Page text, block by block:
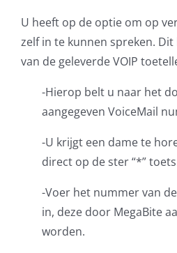
U heeft op de optie om op
zelf in te kunnen spreken.
van de geleverde VOIP
-Hierop belt u naar het
aangegeven VoiceMail
-U krijgt een dame te
direct op de ster “*”
-Voer het nummer van
in, deze door MegaBite
worden.